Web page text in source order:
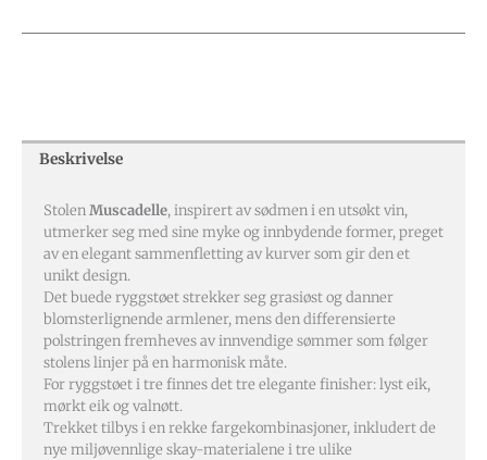
Beskrivelse
StolenMuscadelle, inspirert av sødmen i en utsøkt vin,
utmerker seg med sine myke og innbydende former, preget
av en elegant sammenfletting av kurver som gir den et
unikt design.
Det buede ryggstøet strekker seg grasiøst og danner
blomsterlignende armlener, mens den differensierte
polstringen fremheves av innvendige sømmer som følger
stolens linjer på en harmonisk måte.
For ryggstøet i tre finnes det tre elegante finisher: lyst eik,
mørkt eik og valnøtt.
Trekket tilbys i en rekke fargekombinasjoner, inkludert de
nye miljøvennlige skay-materialene i tre ulike